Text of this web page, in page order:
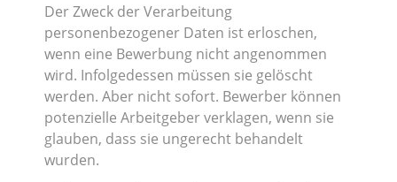
Der Zweck der Verarbeitung
personenbezogener Daten ist erloschen,
wenn eine Bewerbung nicht angenommen
wird. Infolgedessen müssen sie gelöscht
werden. Aber nicht sofort. Bewerber können
potenzielle Arbeitgeber verklagen, wenn sie
glauben, dass sie ungerecht behandelt
wurden.